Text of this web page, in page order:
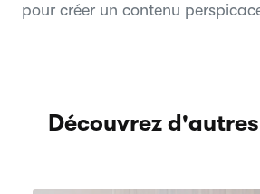
pour créer un contenu
Découvrez